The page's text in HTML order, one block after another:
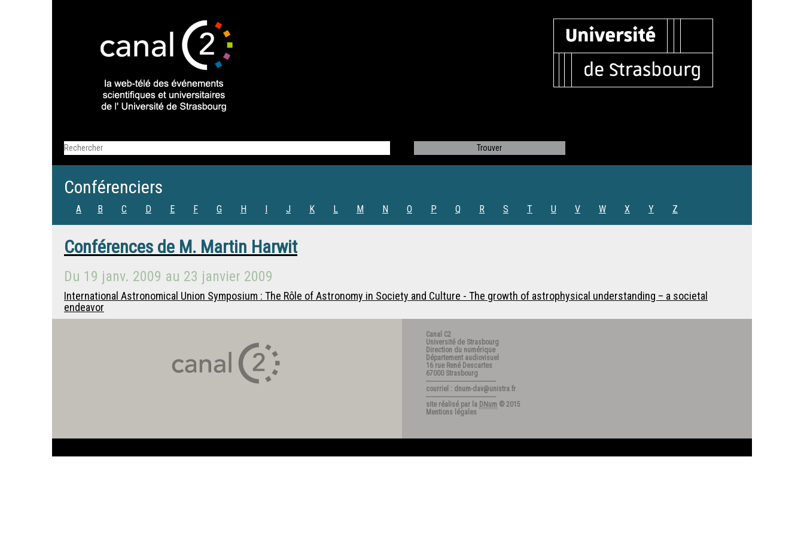
Conférenciers
A B C D E F G H I J K L M N O P Q R S T U V W X Y Z
Conférences de M. Martin Harwit
Du 19 janv. 2009 au 23 janvier 2009
International Astronomical Union Symposium : The Rôle of Astronomy in Society and Culture - The growth of astrophysical understanding – a societal
endeavor
Canal C2
Université de Strasbourg
Direction du numérique
Département audiovisuel
16 rue René Descartes
67000 Strasbourg
---------------------------------------
courriel : dnum-dav@unistra.fr
---------------------------------------
site réalisé par la DNum © 2015
Mentions légales